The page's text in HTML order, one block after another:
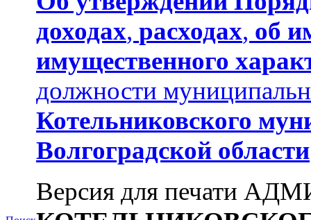
доходах, расходах, об
имущественного
должности
Котельниковского
Волгоградской области
Версия для печати